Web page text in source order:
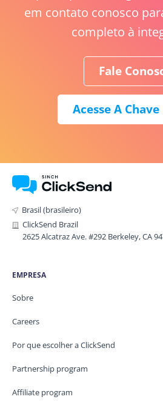
em contato conosco
completo à
Fale
Acesse A Chave
Brasil (brasileiro)
ClickSend Brazil
2625 Alcatraz Ave. #292 Berkeley, CA
EMPRESA
Sobre
Careers
Por que escolher a ClickSend
Partnership program
Affiliate program